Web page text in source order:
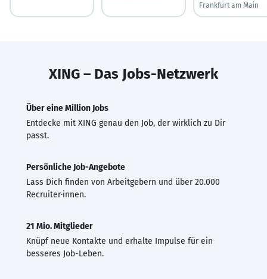
Frankfurt am Main
XING – Das Jobs-Netzwerk
Über eine Million Jobs
Entdecke mit XING genau den Job, der wirklich zu Dir
passt.
Persönliche Job-Angebote
Lass Dich finden von Arbeitgebern und über 20.000
Recruiter·innen.
21 Mio. Mitglieder
Knüpf neue Kontakte und erhalte Impulse für ein
besseres Job-Leben.